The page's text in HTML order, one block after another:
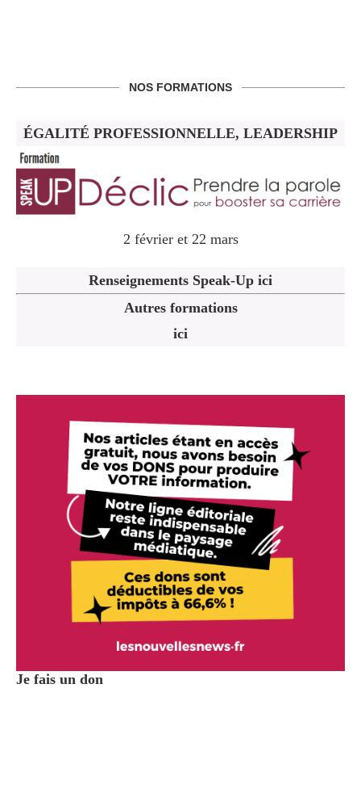
NOS FORMATIONS
ÉGALITÉ PROFESSIONNELLE, LEADERSHIP
2 février et 22 mars
Renseignements Speak-Up ici
Autres formations
ici
Je fais un don